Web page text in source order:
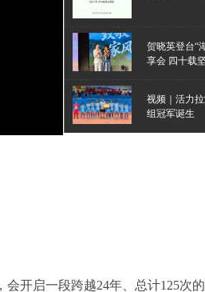
贺晓英登台“
享会 四十载
视频｜活力
组冠军诞生
开启一段跨越24年、总计125次